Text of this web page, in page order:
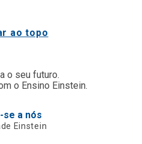
ao topo
o seu futuro.
o Ensino Einstein.
se a nós
Einstein